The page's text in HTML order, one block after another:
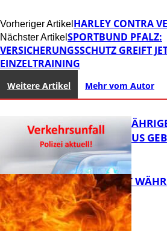
Vorheriger Artikel HARLEY CONTRA
Nächster Artikel SPORTBUND PFALZ:
VERSICHERUNGSSCHUTZ GREIFT
EINZELTRAINING
Weitere Artikel Mehr vom Autor
FB News
UNFALL: 58-
KRANKENHAUS
AUTO FÄNGT
FEUER